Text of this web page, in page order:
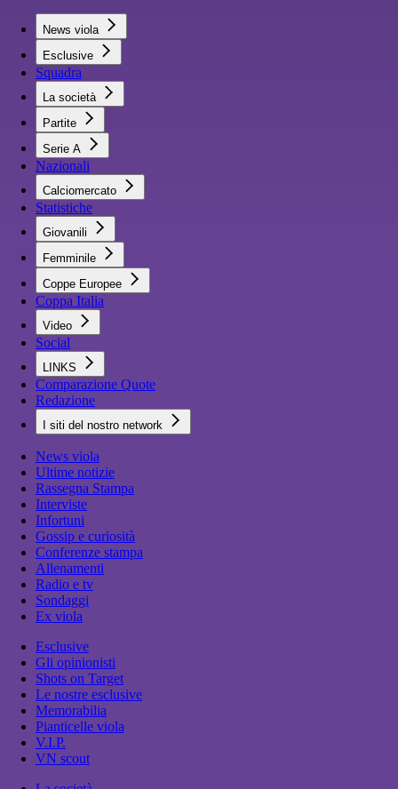
News viola
Esclusive
Squadra
La società
Partite
Serie A
Nazionali
Calciomercato
Statistiche
Giovanili
Femminile
Coppe Europee
Coppa Italia
Video
Social
LINKS
Comparazione Quote
Redazione
I siti del nostro network
News viola
Ultime notizie
Rassegna Stampa
Interviste
Infortuni
Gossip e curiosità
Conferenze stampa
Allenamenti
Radio e tv
Sondaggi
Ex viola
Esclusive
Gli opinionisti
Shots on Target
Le nostre esclusive
Memorabilia
Pianticelle viola
V.I.P.
VN scout